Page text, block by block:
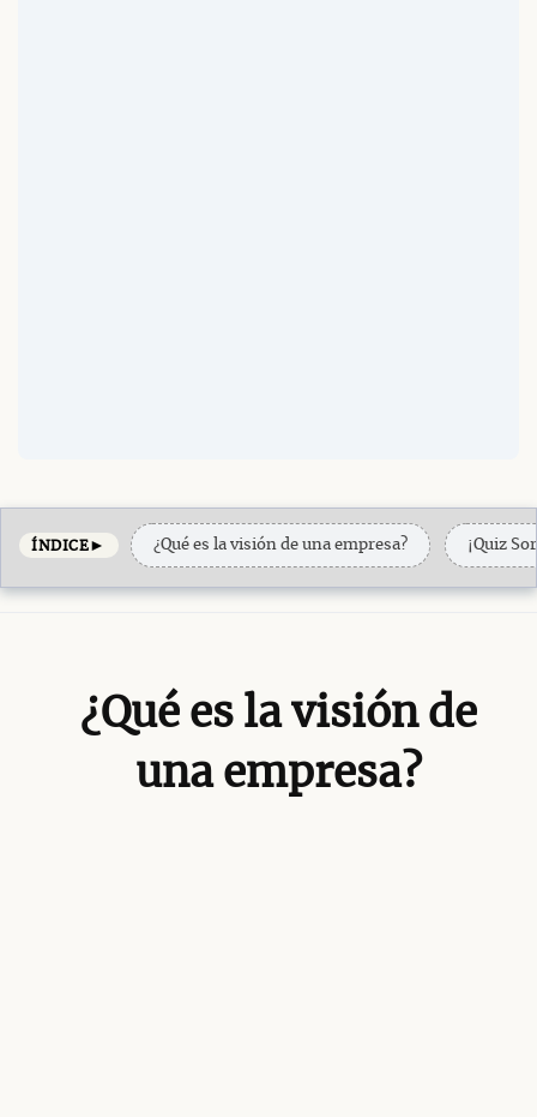
ÍNDICE► ¿Qué es la visión de una empresa? ¡Quiz
¿Qué es la visión de
una empresa?